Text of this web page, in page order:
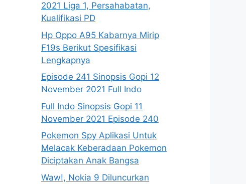
2021 Liga 1, Persahabatan,
Kualifikasi PD
Hp Oppo A95 Kabarnya Mirip
F19s Berikut Spesifikasi
Lengkapnya
Episode 241 Sinopsis Gopi 12
November 2021 Full Indo
Full Indo Sinopsis Gopi 11
November 2021 Episode 240
Pokemon Spy Aplikasi Untuk
Melacak Keberadaan Pokemon
Diciptakan Anak Bangsa
Waw!, Nokia 9 Diluncurkan